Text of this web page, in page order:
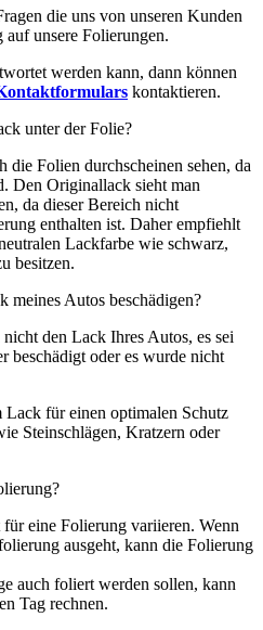
die uns von unseren Kunden
unsere Folierungen.
werden kann, dann können
kontaktieren.
unter der Folie?
Folien durchscheinen sehen, da
Den Originallack sieht man
da dieser Bereich nicht
enthalten ist. Daher empfiehlt
Lackfarbe wie schwarz,
besitzen.
Autos beschädigen?
den Lack Ihres Autos, es sei
beschädigt oder es wurde nicht
für einen optimalen Schutz
Steinschlägen, Kratzern oder
eine Folierung variieren. Wenn
ausgeht, kann die Folierung
auch foliert werden sollen, kann
Tag rechnen.